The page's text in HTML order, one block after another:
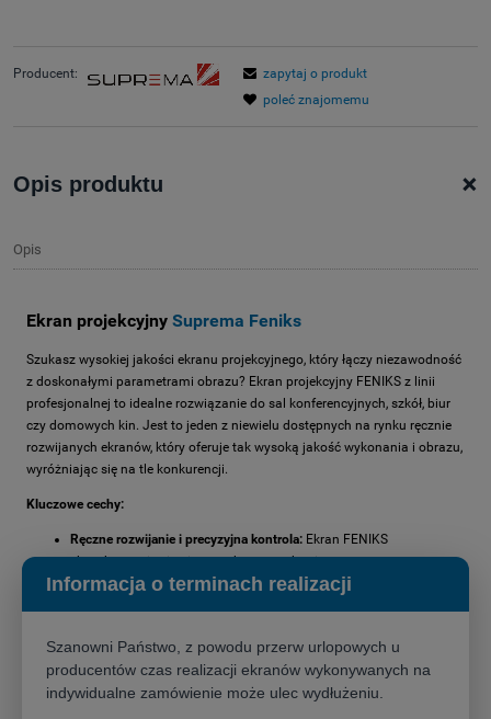
Producent:
zapytaj o produkt
poleć znajomemu
Opis produktu +
Opis
Ekran projekcyjny Suprema Feniks
Szukasz wysokiej jakości ekranu projekcyjnego, który łączy niezawodność
z doskonałymi parametrami obrazu? Ekran projekcyjny FENIKS z linii
profesjonalnej to idealne rozwiązanie do sal konferencyjnych, szkół, biur
czy domowych kin. Jest to jeden z niewielu dostępnych na rynku ręcznie
rozwijanych ekranów, który oferuje tak wysoką jakość wykonania i obrazu,
wyróżniając się na tle konkurencji.
Kluczowe cechy:
Ręczne rozwijanie i precyzyjna kontrola: Ekran FENIKS
charakteryzuje się niezawodnym mechanizmem ręcznego
rozwijania. Wystarczy pociągnąć za uchwyt, aby zatrzymać ekran
Wszechstronne formaty i szerokości:Dostępne formaty to 1:1, 4:3,
Informacja o terminach realizacji
Szanowni Państwo, z powodu przerw urlopowych u
producentów czas realizacji ekranów wykonywanych na
indywidualne zamówienie może ulec wydłużeniu.